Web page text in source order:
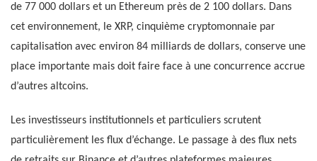
de 77 000 dollars et un Ethereum près de 2 100 dollars. Dans
cet environnement, le XRP, cinquième cryptomonnaie par
capitalisation avec environ 84 milliards de dollars, conserve une
place importante mais doit faire face à une concurrence accrue
d’autres altcoins.
Les investisseurs institutionnels et particuliers scrutent
particulièrement les flux d’échange. Le passage à des flux nets